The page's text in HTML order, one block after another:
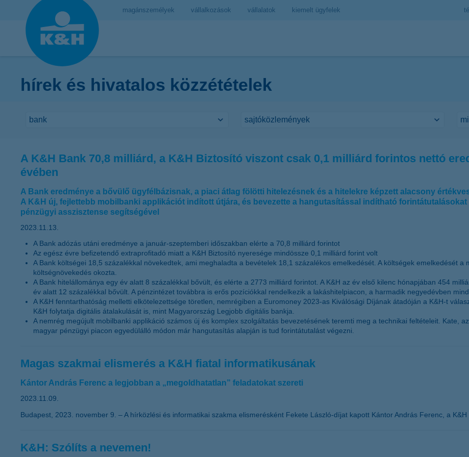
magánszemélyek vállalkozások vállalatok kiemelt ügyfelek
hírek és hivatalos közzétételek
A K&H Bank 70,8 milliárd, a K&H Biztosító viszont csak 0,1 milliárd forintos nettó
évében
A Bank eredménye a bővülő ügyfélbázisnak, a piaci átlag fölötti hitelezésnek és a hitelekre képzett alacsony
A K&H új, fejlettebb mobilbanki applikációt indított útjára, és bevezette a hangutasítással indítható
pénzügyi asszisztense segítségével
2023.11.13.
A Bank adózás utáni eredménye a január-szeptemberi időszakban elérte a 70,8 milliárd forintot
Az egész évre befizetendő extraprofitadó miatt a K&H Biztosító nyeresége mindössze 0,1 milliárd forint volt
A Bank költségei 18,5 százalékkal növekedtek, ami meghaladta a bevételek 18,1 százalékos emelkedését. A költségek emelkedését
költségnövekedés okozta.
A Bank hitelállománya egy év alatt 8 százalékkal bővült, és elérte a 2773 milliárd forintot. A K&H az év első kilenc hónapjában 454
év alatt 12 százalékkal bővült. A pénzintézet továbbra is erős pozíciókkal rendelkezik a lakáshitelpiacon, a harmadik negyedévben
A K&H fenntarthatóság melletti elkötelezettsége töretlen, nemrégiben a Euromoney 2023-as Kiválósági Díjának átadóján a K&H-t
K&H folytatja digitális átalakulását is, mint Magyarország Legjobb digitális bankja.
A nemrég megújult mobilbanki applikáció számos új és komplex szolgáltatás bevezetésének teremti meg a technikai feltételeit. Kate,
magyar pénzügyi piacon egyedülálló módon már hangutasítás alapján is tud forintátutalást végezni.
Magas szakmai elismerés a K&H fiatal informatikusának
Kántor András Ferenc a legjobban a „megoldhatatlan” feladatokat szereti
2023.11.09.
Budapest, 2023. november 9. – A hírközlési és informatikai szakma elismerésként Fekete László-díjat kapott Kántor András Ferenc, a
K&H: Szólíts a nevemen!